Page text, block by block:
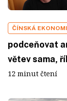
ČÍNSKÁ
podceňovat
větev sama,
12 minut čtení